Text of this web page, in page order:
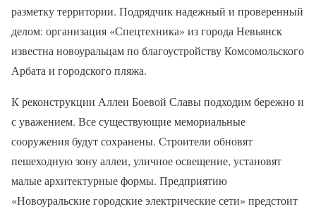
разметку территории. Подрядчик надежный и проверенный
делом: организация «Спецтехника» из города Невьянск
известна новоуральцам по благоустройству Комсомольского
Арбата и городского пляжа.
К реконструкции Аллеи Боевой Славы подходим бережно и
с уважением. Все существующие мемориальные
сооружения будут сохранены. Строители обновят
пешеходную зону аллеи, уличное освещение, установят
малые архитектурные формы. Предприятию
«Новоуральские городские электрические сети» предстоит